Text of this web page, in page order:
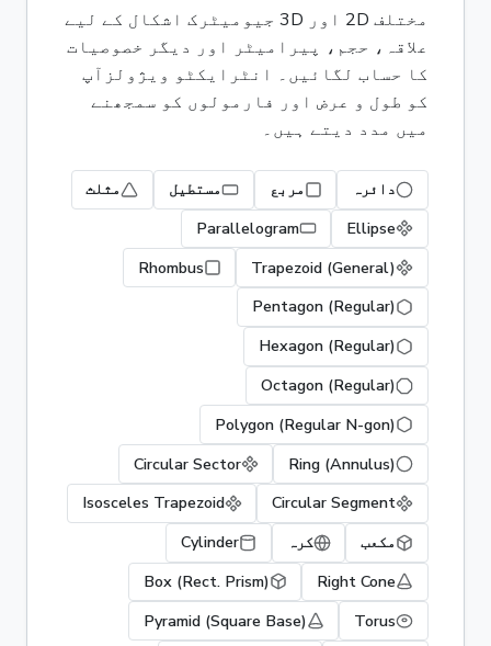
مختلف 2D اور 3D جیومیٹرک اشکال کے لیے
علاقہ، حجم، پیرامیٹر اور دیگر خصوصیات
کا حساب لگائیں۔ انٹرایکٹو ویژولزآپ
کو طول و عرض اور فارمولوں کو سمجھنے
میں مدد دیتے ہیں۔
دائرہ مربع مستطیل
مثلث
Ellipse
Parallelogram
Trapezoid (General)
Rhombus
Pentagon (Regular)
Hexagon (Regular)
Octagon (Regular)
Polygon (Regular N-gon)
Ring (Annulus)
Circular Sector
Circular Segment
Isosceles Trapezoid
مکعب
کرہ
Cylinder
Right Cone
Box (Rect. Prism)
Torus
Pyramid (Square Base)